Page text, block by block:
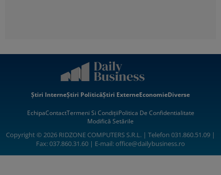
Știri InterneȘtiri PoliticăȘtiri ExterneEconomieDiverse
EchipaContactTermeni Si CondițiiPolitica De Confidentialitate
Modifică Setările
Copyright © 2026 RIDZONE COMPUTERS S.R.L. | Telefon 031.860.51.09 |
Fax: 037.860.31.60 | E-mail:office@dailybusiness.ro